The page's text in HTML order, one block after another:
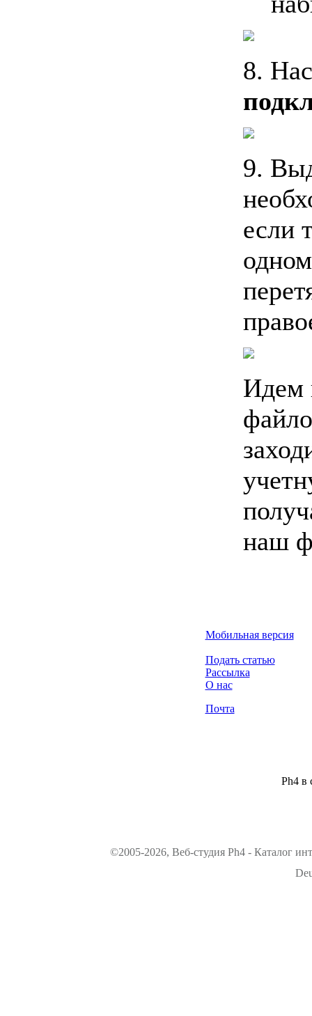
8.
9.
если
Идем
наш
Мобильная версия
Подать статью
Рассылка
О нас
Почта
Ph4 в
©2005-2026, Веб-студия Ph4 - Каталог